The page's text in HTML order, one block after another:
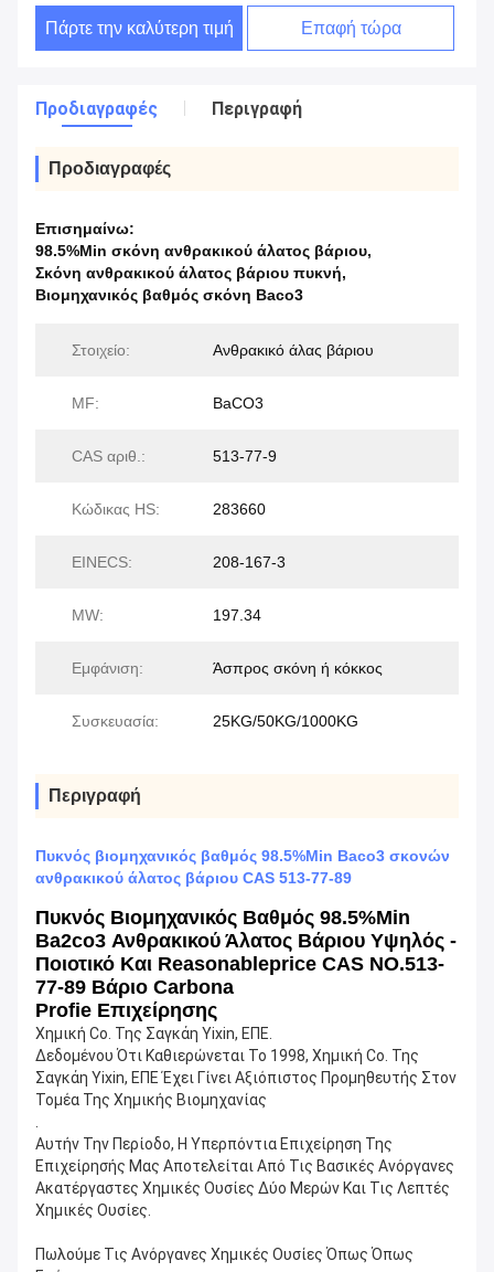
Πάρτε την καλύτερη τιμή Επαφή τώρα
Προδιαγραφές Περιγραφή
Προδιαγραφές
Επισημαίνω:
98.5%Min σκόνη ανθρακικού άλατος βάριου,
Σκόνη ανθρακικού άλατος βάριου πυκνή,
Βιομηχανικός βαθμός σκόνη Baco3
Στοιχείο: Ανθρακικό άλας βάριου
MF: BaCO3
CAS αριθ.: 513-77-9
Κώδικας HS: 283660
EINECS: 208-167-3
MW: 197.34
Εμφάνιση: Άσπρος σκόνη ή κόκκος
Συσκευασία: 25KG/50KG/1000KG
Περιγραφή
Πυκνός βιομηχανικός βαθμός 98.5%Min Baco3 σκονών
ανθρακικού άλατος βάριου CAS 513-77-89
Πυκνός Βιομηχανικός Βαθμός 98.5%min
Ba2co3 Ανθρακικού Άλατος Βάριου Υψηλός -
Ποιοτικό Και Reasonableprice CAS NO.513-
77-89 Βάριο Carbona
Profie Επιχείρησης
Χημική Co. Της Σαγκάη Yixin, ΕΠΕ.
Δεδομένου Ότι Καθιερώνεται Το 1998, Χημική Co. Της
Σαγκάη Yixin, ΕΠΕ Έχει Γίνει Αξιόπιστος Προμηθευτής Στον
Τομέα Της Χημικής Βιομηχανίας
.
Αυτήν Την Περίοδο, Η Υπερπόντια Επιχείρηση Της
Επιχείρησής Μας Αποτελείται Από Τις Βασικές Ανόργανες
Ακατέργαστες Χημικές Ουσίες Δύο Μερών Και Τις Λεπτές
Χημικές Ουσίες.
Πωλούμε Τις Ανόργανες Χημικές Ουσίες Όπως Όπως